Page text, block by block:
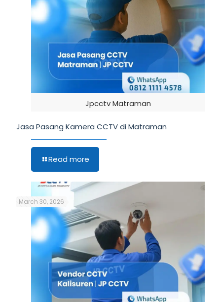
Jpcctv Matraman
Jasa Pasang Kamera CCTV di Matraman
Read more
March 30, 2026